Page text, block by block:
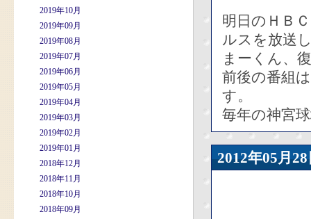
2019年10月
2019年09月
2019年08月
2019年07月
2019年06月
2019年05月
2019年04月
2019年03月
2019年02月
2019年01月
2018年12月
2018年11月
2018年10月
2018年09月
明日のＨＢ
ルスを放送
まーくん、
前後の番組
す。
毎年の神宮
2012年05